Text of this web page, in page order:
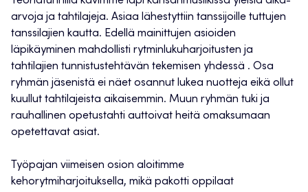
arvoja ja tahtilajeja. Asiaa lähestyttiin tanssijoille tuttujen
tanssilajien kautta. Edellä mainittujen asioiden
läpikäyminen mahdollisti rytminlukuharjoitusten ja
tahtilajien tunnistustehtävän tekemisen yhdessä . Osa
ryhmän jäsenistä ei näet osannut lukea nuotteja eikä ollut
kuullut tahtilajeista aikaisemmin. Muun ryhmän tuki ja
rauhallinen opetustahti auttoivat heitä omaksumaan
opetettavat asiat.
Työpajan viimeisen osion aloitimme
kehorytmiharjoituksella, mikä pakotti oppilaat